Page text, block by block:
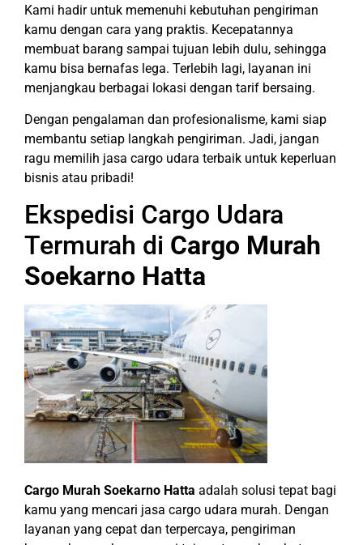
Kami hadir untuk memenuhi kebutuhan pengiriman
kamu dengan cara yang praktis. Kecepatannya
membuat barang sampai tujuan lebih dulu, sehingga
kamu bisa bernafas lega. Terlebih lagi, layanan ini
menjangkau berbagai lokasi dengan tarif bersaing.
Dengan pengalaman dan profesionalisme, kami siap
membantu setiap langkah pengiriman. Jadi, jangan
ragu memilih jasa cargo udara terbaik untuk keperluan
bisnis atau pribadi!
Ekspedisi Cargo Udara
Termurah di Cargo Murah
Soekarno Hatta
Cargo Murah Soekarno Hatta adalah solusi tepat bagi
kamu yang mencari jasa cargo udara murah. Dengan
layanan yang cepat dan terpercaya, pengiriman